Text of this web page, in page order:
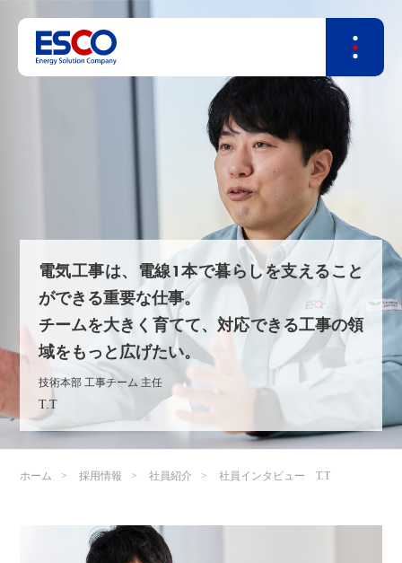
電気工事は、電線1本で暮らしを支えること
ができる重要な仕事。
チームを大きく育てて、対応できる工事の領
域をもっと広げたい。
技術本部 工事チーム 主任
T.T
ホーム 採用情報 社員紹介 社員インタビュー T.T